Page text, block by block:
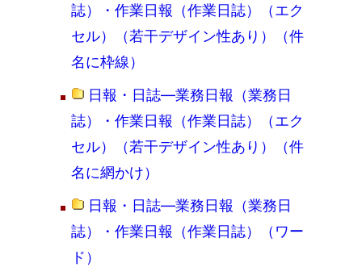
誌）・作業日報（作業日誌）（エク
セル）（若干デザイン性あり）（件
名に枠線）
日報・日誌―業務日報（業務日
誌）・作業日報（作業日誌）（エク
セル）（若干デザイン性あり）（件
名に網かけ）
日報・日誌―業務日報（業務日
誌）・作業日報（作業日誌）（ワー
ド）